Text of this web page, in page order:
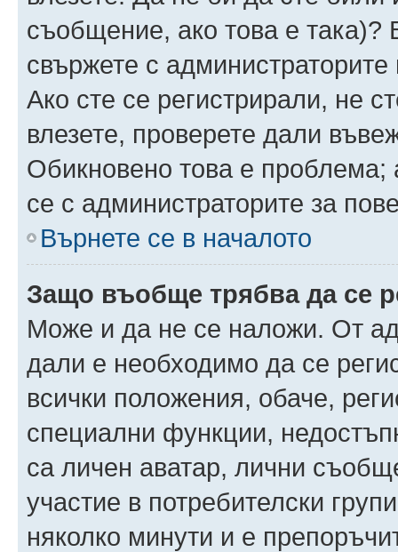
съобщение, ако това е така)?
свържете с
Ако сте се регистрирали, не
влезете, проверете дали
Обикновено това е проблема;
се с администраторите за
Върнете се в началото
Защо въобще трябва да се
Може и да не се наложи. От
дали е необходимо да се
всички положения, обаче,
специални функции,
са личен аватар, лични
участие в потребителски
няколко минути и е